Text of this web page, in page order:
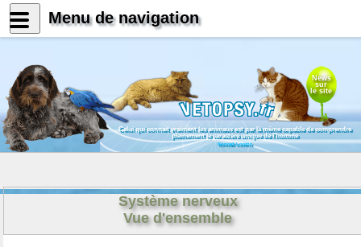
News
sur
le site
Celui qui connait vraiment les animaux est par là même capable de comprendre
pleinement le caractère unique de l'homme
Konrad Lorenz
Système nerveux
Vue d'ensemble
Menu de navigation